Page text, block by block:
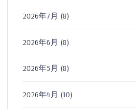
2026年7月 (8)
2026年6月 (8)
2026年5月 (8)
2026年4月 (10)